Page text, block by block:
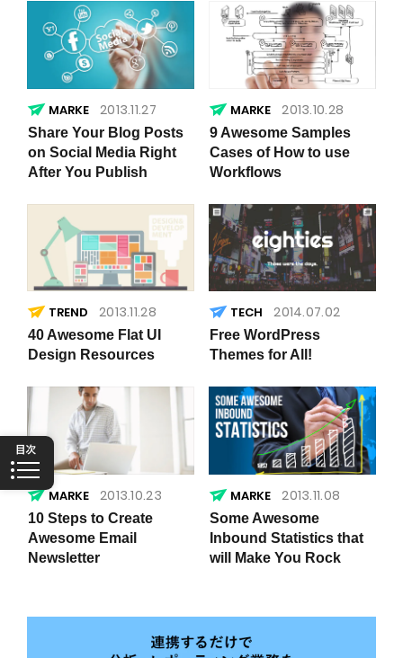
2013.11.27
Share Your Blog Posts
on Social Media Right
After You Publish
2013.10.28
9 Awesome Samples
Cases of How to use
Workflows
TREND 2013.11.28
40 Awesome Flat UI
Design Resources
2014.07.02
Free WordPress
Themes for All!
2013.10.23
10 Steps to Create
Awesome Email
Newsletter
2013.11.08
Some Awesome
Inbound Statistics that
will Make You Rock